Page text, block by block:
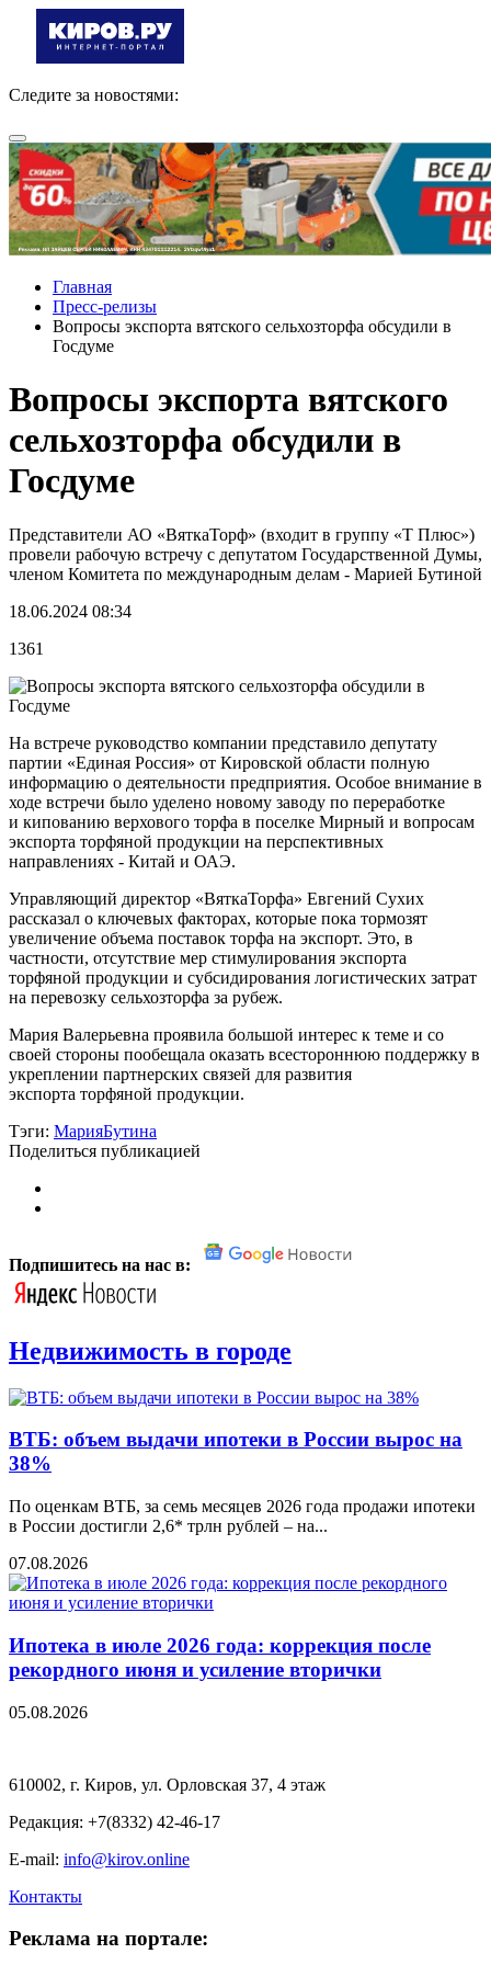
Следите за новостями:
Главная
Пресс-релизы
Вопросы экспорта вятского сельхозторфа обсудили в
Госдуме
Вопросы экспорта вятского
сельхозторфа обсудили в
Госдуме
Представители АО «ВяткаТорф» (входит в группу «Т Плюс»)
провели рабочую встречу с депутатом Государственной Думы,
членом Комитета по международным делам - Марией Бутиной
18.06.2024 08:34
1361
На встрече руководство компании представило депутату
партии «Единая Россия» от Кировской области полную
информацию о деятельности предприятия. Особое внимание в
ходе встречи было уделено новому заводу по переработке
и кипованию верхового торфа в поселке Мирный и вопросам
экспорта торфяной продукции на перспективных
направлениях - Китай и ОАЭ.
Управляющий директор «ВяткаТорфа» Евгений Сухих
рассказал о ключевых факторах, которые пока тормозят
увеличение объема поставок торфа на экспорт. Это, в
частности, отсутствие мер стимулирования экспорта
торфяной продукции и субсидирования логистических затрат
на перевозку сельхозторфа за рубеж.
Мария Валерьевна проявила большой интерес к теме и со
своей стороны пообещала оказать всестороннюю поддержку в
укреплении партнерских связей для развития
экспорта торфяной продукции.
Тэги: МарияБутина
Поделиться публикацией
Подпишитесь на нас в:
Недвижимость в городе
ВТБ: объем выдачи ипотеки в России вырос на
38%
По оценкам ВТБ, за семь месяцев 2026 года продажи ипотеки
в России достигли 2,6* трлн рублей – на...
07.08.2026
Ипотека в июле 2026 года: коррекция после
рекордного июня и усиление вторички
05.08.2026
610002, г. Киров, ул. Орловская 37, 4 этаж
Редакция: +7(8332) 42-46-17
E-mail: info@kirov.online
Контакты
Реклама на портале: